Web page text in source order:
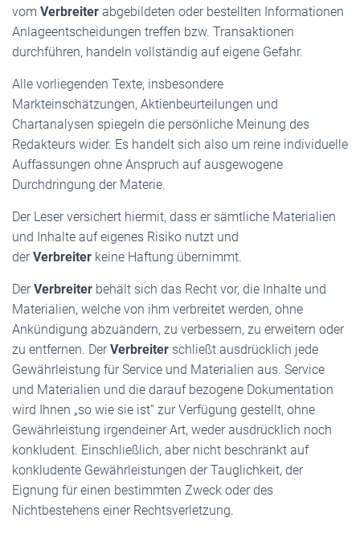
vom Verbreiter abgebildeten oder bestellten Informationen
Anlageentscheidungen treffen bzw. Transaktionen
durchführen, handeln vollständig auf eigene Gefahr.
Alle vorliegenden Texte, insbesondere
Markteinschätzungen, Aktienbeurteilungen und
Chartanalysen spiegeln die persönliche Meinung des
Redakteurs wider. Es handelt sich also um reine individuelle
Auffassungen ohne Anspruch auf ausgewogene
Durchdringung der Materie.
Der Leser versichert hiermit, dass er sämtliche Materialien
und Inhalte auf eigenes Risiko nutzt und
derVerbreiter keine Haftung übernimmt.
DerVerbreiter behält sich das Recht vor, die Inhalte und
Materialien, welche von ihm verbreitet werden, ohne
Ankündigung abzuändern, zu verbessern, zu erweitern oder
zu entfernen. DerVerbreiter schließt ausdrücklich jede
Gewährleistung für Service und Materialien aus. Service
und Materialien und die darauf bezogene Dokumentation
wird Ihnen „so wie sie ist“ zur Verfügung gestellt, ohne
Gewährleistung irgendeiner Art, weder ausdrücklich noch
konkludent. Einschließlich, aber nicht beschränkt auf
konkludente Gewährleistungen der Tauglichkeit, der
Eignung für einen bestimmten Zweck oder des
Nichtbestehens einer Rechtsverletzung.